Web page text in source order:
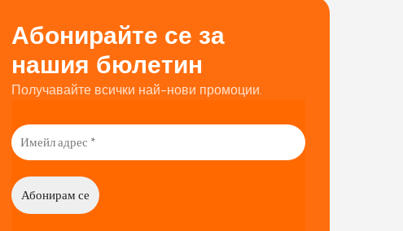
Абонирайте се за
нашия бюлетин
Получавайте всички най-нови промоции.